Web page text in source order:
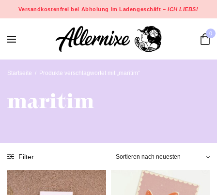
Versandkostenfrei bei Abholung im Ladengeschäft –ICH LIEBS!
0
Startseite / Produkte verschlagwortet mit „maritim“
maritim
Filter